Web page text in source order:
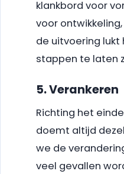
klankbord voor
voor
de uitvoering
stappen te laten
5. Verankeren
Richting het
doemt altijd
we de
veel gevallen